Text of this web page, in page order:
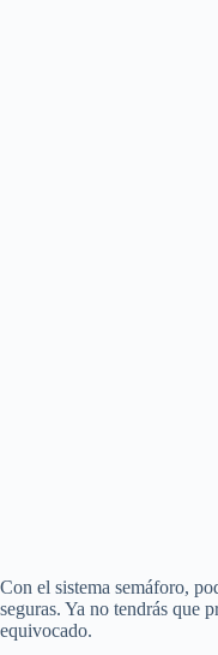
Con el sistema semáforo,
seguras. Ya no tendrás que
equivocado.